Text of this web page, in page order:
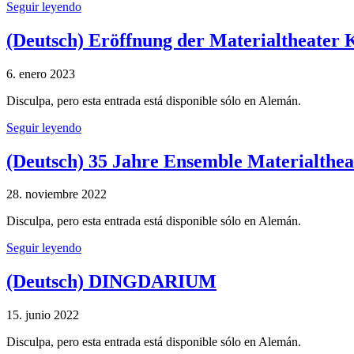
Seguir leyendo
(Deutsch) Eröffnung der Materialtheater
6. enero 2023
Disculpa, pero esta entrada está disponible sólo en Alemán.
Seguir leyendo
(Deutsch) 35 Jahre Ensemble
28. noviembre 2022
Disculpa, pero esta entrada está disponible sólo en Alemán.
Seguir leyendo
(Deutsch) DINGDARIUM
15. junio 2022
Disculpa, pero esta entrada está disponible sólo en Alemán.